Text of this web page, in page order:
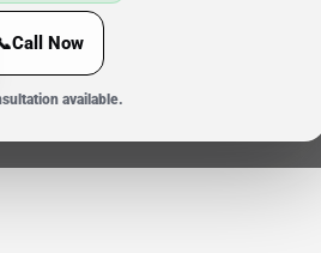
Now
available.